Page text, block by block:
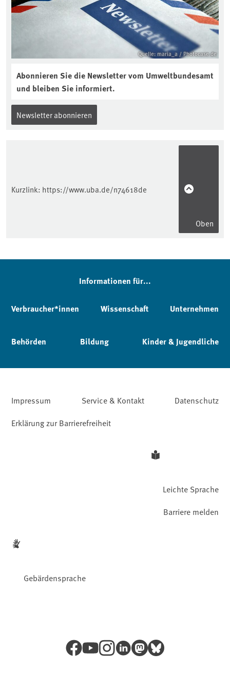
interview-die-kuer-der-krume/
Quelle: maria_a / Photocase.de
Abonnieren Sie die Newsletter vom Umweltbundesamt
und bleiben Sie informiert.
Newsletter abonnieren
Kurzlink: https://www.uba.de/n74618de
Oben
Informationen für...
Verbraucher*innen Wissenschaft Unternehmen
Behörden Bildung Kinder & Jugendliche
Impressum Service & Kontakt
Datenschutz
Erklärung zur Barrierefreiheit
Leichte Sprache
Gebärdensprache
Barriere melden